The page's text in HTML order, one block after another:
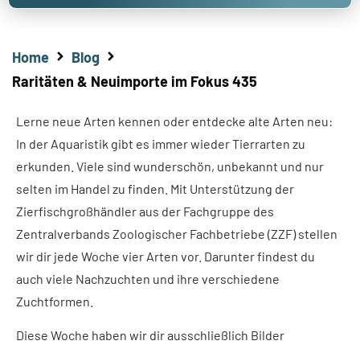
Home
Blog
Raritäten & Neuimporte im Fokus 435
Lerne neue Arten kennen oder entdecke alte Arten neu:
In der Aquaristik gibt es immer wieder Tierrarten zu
erkunden. Viele sind wunderschön, unbekannt und nur
selten im Handel zu finden. Mit Unterstützung der
Zierfischgroßhändler aus der Fachgruppe des
Zentralverbands Zoologischer Fachbetriebe (ZZF) stellen
wir dir jede Woche vier Arten vor. Darunter findest du
auch viele Nachzuchten und ihre verschiedene
Zuchtformen.
Diese Woche haben wir dir ausschließlich Bilder